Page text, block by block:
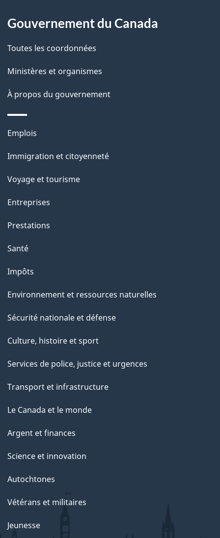
i
l
s
d
e
l
a
p
a
g
e
propos
de
ce
site
Gouvernement du Canada
Toutes les coordonnées
Ministères et organismes
À propos du gouvernement
Thèmes
sujets
Emplois
Immigration et citoyenneté
Voyage et tourisme
Entreprises
Prestations
Santé
Impôts
Environnement et ressources naturelles
Sécurité nationale et défense
Culture, histoire et sport
Services de police, justice et urgences
Transport et infrastructure
Le Canada et le monde
Argent et finances
Science et innovation
Autochtones
Vétérans et militaires
Jeunesse